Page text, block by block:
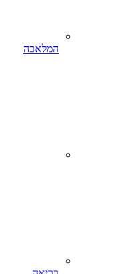
המלאכה